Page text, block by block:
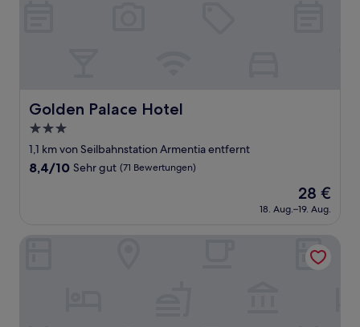
Golden Palace Hotel
Golden Palace Hotel
3.0-
Sterne-
Unterkunft
1,1 km von Seilbahnstation Armentia entfernt
8.4
(71
8,4/10 Sehr gut (71 Bewertungen)
Der
Preis
beträgt
28 €
18. Aug.–19. Aug.